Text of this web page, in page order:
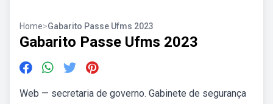
Home>Gabarito Passe Ufms 2023
Gabarito Passe Ufms 2023
Web — secretaria de governo. Gabinete de segurança